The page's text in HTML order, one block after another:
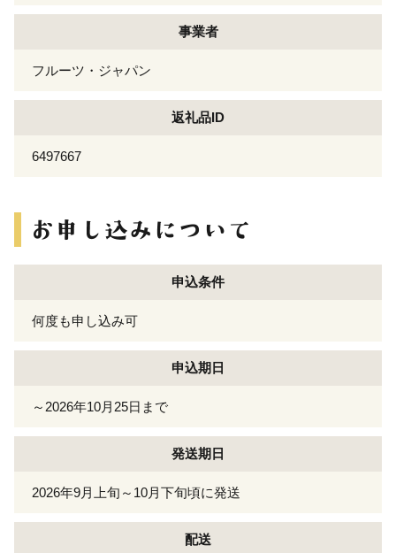
事業者
フルーツ・ジャパン
返礼品ID
6497667
申込条件
何度も申し込み可
申込期日
～2026年10月25日まで
発送期日
2026年9月上旬～10月下旬頃に発送
配送